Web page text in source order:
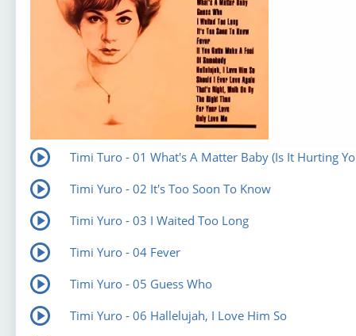
Timi Turo - 01 What's A Matter Baby (Is It Hurting
Timi Yuro - 02 It's Too Soon To Know
Timi Yuro - 03 I Waited Too Long
Timi Yuro - 04 Fever
Timi Yuro - 05 Guess Who
Timi Yuro - 06 Hallelujah, I Love Him So